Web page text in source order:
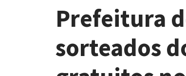
Prefeitura
sorteados